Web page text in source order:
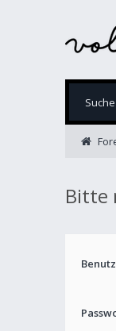
Bitte